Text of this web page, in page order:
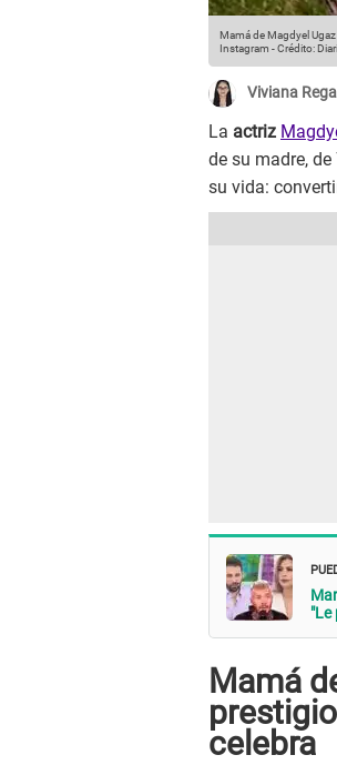
Mamá de Magdyel
Instagram -Crédito:
Viviana
La actriz
de su madre,
su vida:
"Le
Mamá
celebra